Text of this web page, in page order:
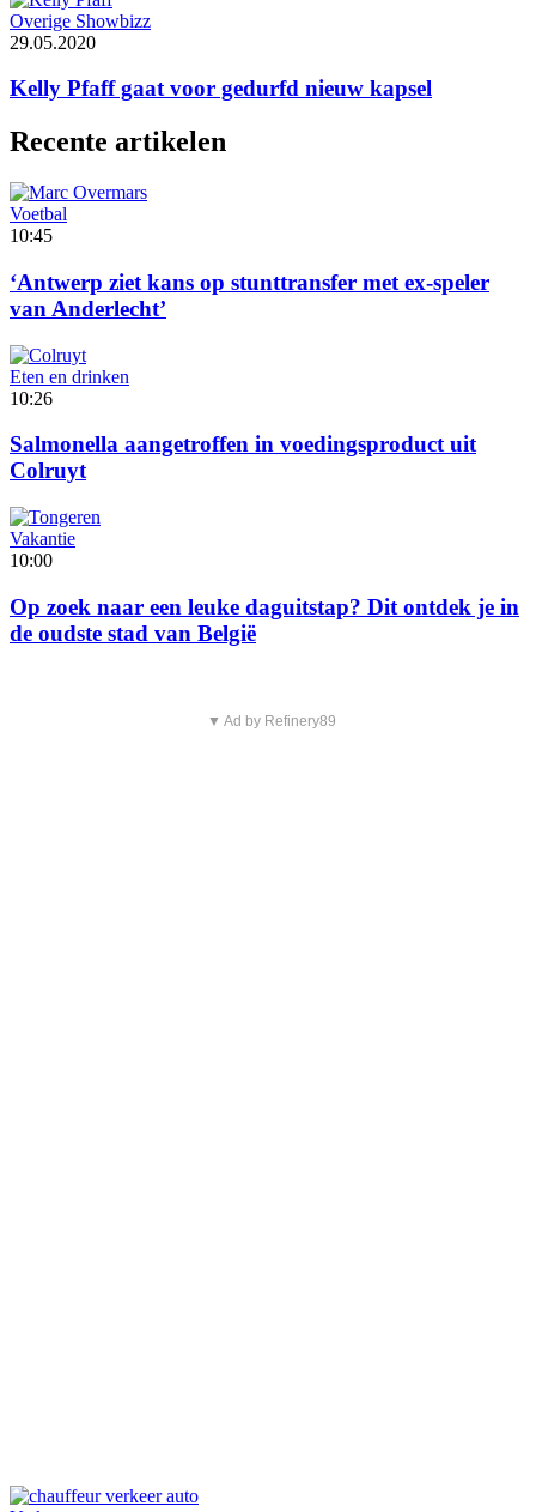
Overige Showbizz
29.05.2020
Kelly Pfaff gaat voor gedurfd nieuw kapsel
Recente artikelen
Voetbal
10:45
‘Antwerp ziet kans op stunttransfer met ex-speler
van Anderlecht’
Eten en drinken
10:26
Salmonella aangetroffen in voedingsproduct uit
Colruyt
Vakantie
10:00
Op zoek naar een leuke daguitstap? Dit ontdek je in
de oudste stad van België
▼ Ad by Refinery89